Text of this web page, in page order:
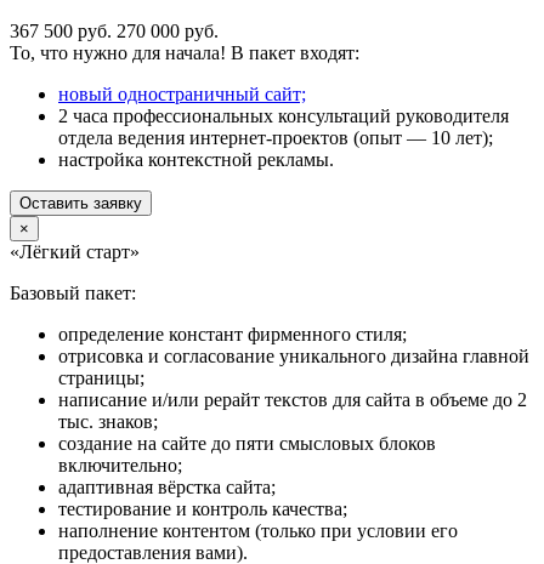
367 500 руб. 270 000 руб.
То, что нужно для начала! В пакет входят:
новый одностраничный сайт;
2 часа профессиональных консультаций руководителя
отдела ведения интернет-проектов (опыт — 10 лет);
настройка контекстной рекламы.
Оставить заявку
×
«Лёгкий старт»
Базовый пакет:
определение констант фирменного стиля;
отрисовка и согласование уникального дизайна главной
страницы;
написание и/или рерайт текстов для сайта в объеме до 2
тыс. знаков;
создание на сайте до пяти смысловых блоков
включительно;
адаптивная вёрстка сайта;
тестирование и контроль качества;
наполнение контентом (только при условии его
предоставления вами).